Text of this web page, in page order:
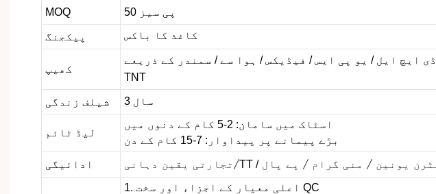
MOQ 50 پی سیز
پیکجنگ کاغذ کا باکس
کھیپ
ڈی ایچ ایل / یو پی ایس / فیڈیکس / ہوا سے / سمندر کے ذریعے /
TNT
شیلف زندگی 3 سال
لیڈ ٹائم
اسٹاک میں سامان: 2-5 کام کے دنوں میں
بڑے پیمانے پر پیداوار: 7-15 کام کے دن
ادائیگی تجارتی یقین دہانی/TT / یونین / منی گرام / پے پال
1. اعلی معیار کے اجزاء اور سخت QC